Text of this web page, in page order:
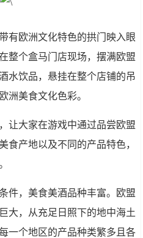
欧洲文化特色的拱门映入眼
整个盒马门店现场，摆满欧盟
水饮品，悬挂在整个店铺的吊
美食文化色彩。
大家在游戏中通过品尝欧盟
食产地以及不同的产品特色，
，美食美酒品种丰富。欧盟
大，从充足日照下的地中海土
一个地区的产品种类繁多且各